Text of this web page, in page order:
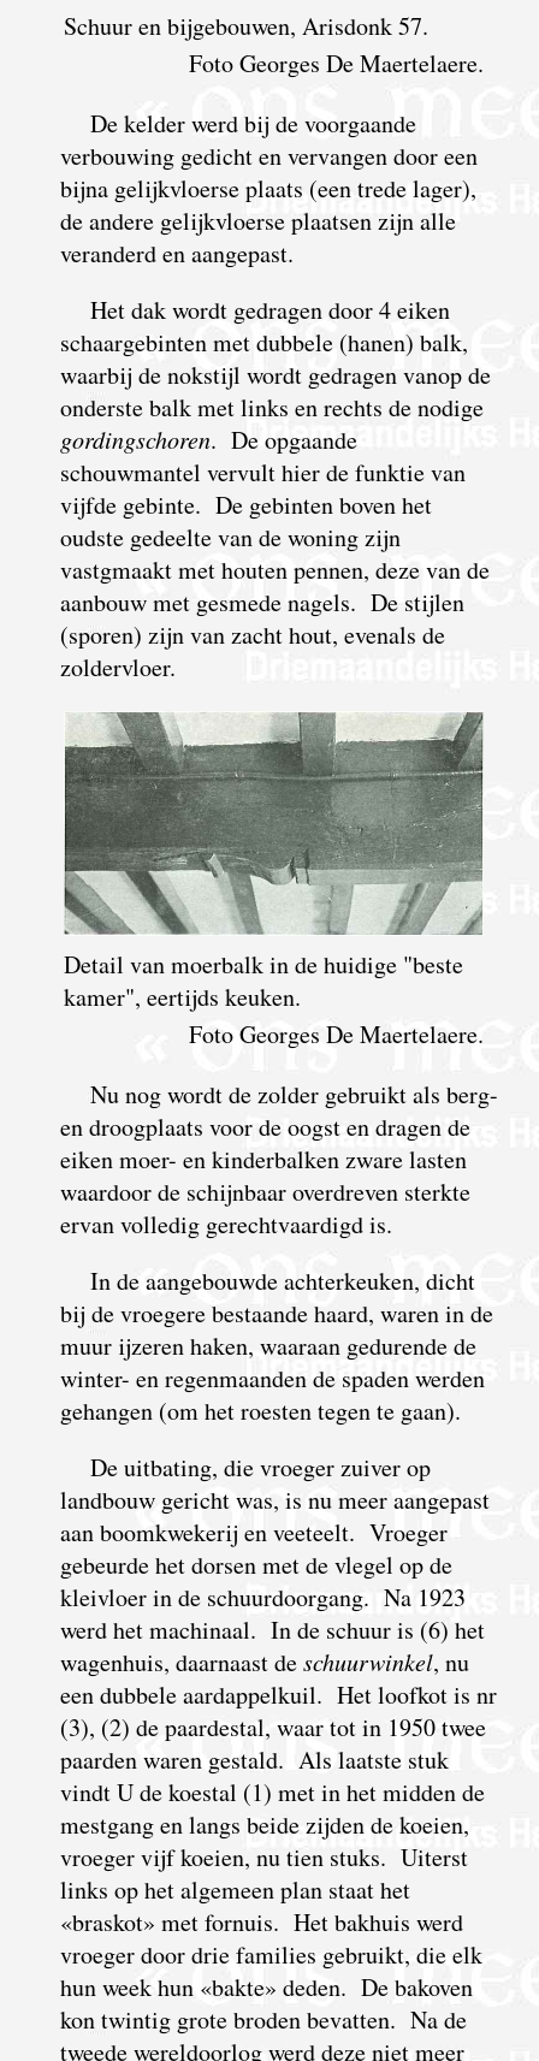
Schuur en bijgebouwen, Arisdonk 57.
Foto Georges De Maertelaere.
De kelder werd bij de voorgaande
verbouwing gedicht en vervangen door een
bijna gelijkvloerse plaats (een trede lager),
de andere gelijkvloerse plaatsen zijn alle
veranderd en aangepast.
Het dak wordt gedragen door 4 eiken
schaargebinten met dubbele (hanen) balk,
waarbij de nokstijl wordt gedragen vanop de
onderste balk met links en rechts de nodige
gordingschoren. De opgaande
schouwmantel vervult hier de funktie van
vijfde gebinte. De gebinten boven het
oudste gedeelte van de woning zijn
vastgmaakt met houten pennen, deze van de
aanbouw met gesmede nagels. De stijlen
(sporen) zijn van zacht hout, evenals de
zoldervloer.
Detail van moerbalk in de huidige "beste
kamer", eertijds keuken.
Foto Georges De Maertelaere.
Nu nog wordt de zolder gebruikt als berg-
en droogplaats voor de oogst en dragen de
eiken moer- en kinderbalken zware lasten
waardoor de schijnbaar overdreven sterkte
ervan volledig gerechtvaardigd is.
In de aangebouwde achterkeuken, dicht
bij de vroegere bestaande haard, waren in de
muur ijzeren haken, waaraan gedurende de
winter- en regenmaanden de spaden werden
gehangen (om het roesten tegen te gaan).
De uitbating, die vroeger zuiver op
landbouw gericht was, is nu meer aangepast
aan boomkwekerij en veeteelt. Vroeger
gebeurde het dorsen met de vlegel op de
kleivloer in de schuurdoorgang. Na 1923
werd het machinaal. In de schuur is (6) het
wagenhuis, daarnaast deschuurwinkel, nu
een dubbele aardappelkuil. Het loofkot is nr
(3), (2) de paardestal, waar tot in 1950 twee
paarden waren gestald. Als laatste stuk
vindt U de koestal (1) met in het midden de
mestgang en langs beide zijden de koeien,
vroeger vijf koeien, nu tien stuks. Uiterst
links op het algemeen plan staat het
«braskot» met fornuis. Het bakhuis werd
vroeger door drie families gebruikt, die elk
hun week hun «bakte» deden. De bakoven
kon twintig grote broden bevatten. Na de
tweede wereldoorlog werd deze niet meer